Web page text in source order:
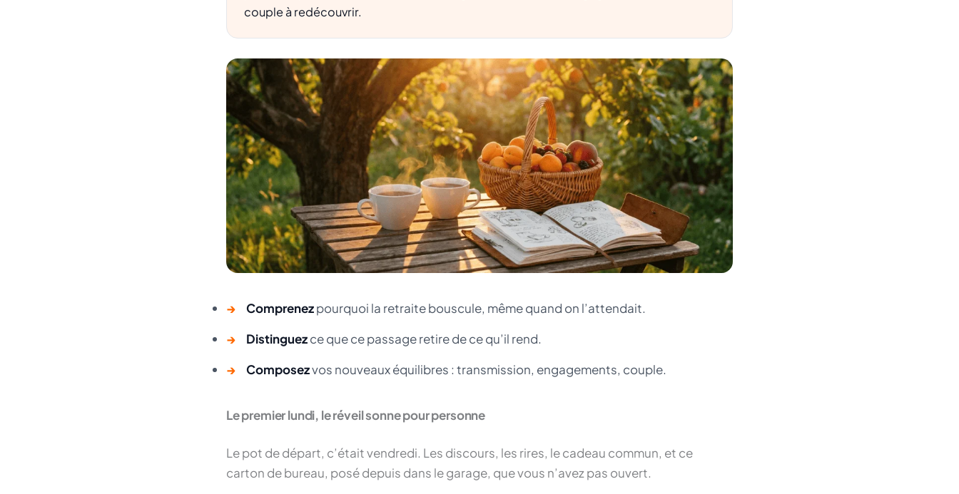
couple à redécouvrir.
→ Comprenezpourquoi la retraite bouscule, même quand on l’attendait.
→
Distinguezce que ce passage retire de ce qu’il rend.
→
Composezvos nouveaux équilibres : transmission, engagements, couple.
Le premier lundi, le réveil sonne pour personne
Le pot de départ, c’était vendredi. Les discours, les rires, le cadeau commun, et ce
carton de bureau, posé depuis dans le garage, que vous n’avez pas ouvert.